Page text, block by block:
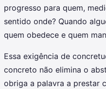
progresso para quem,
sentido onde? Quando
quem obedece e quem
Essa exigência de
concreto não elimina o
obriga a palavra a prestar